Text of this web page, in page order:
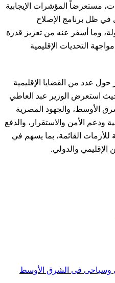
مستعرضاً المؤشرات الإيجابية
في ظل برنامج الإصلاح
وما أسفر عنه من تعزيز قدرة
التحديات الإقليمية
عدد من القضايا الإقليمية
حيث استعرض الوزير عبد العاطي
الأوسط، والجهود المصرية
ودعم الأمن والاستقرار، والدفع
للأزمات القائمة، بما يسهم في
الإقليمي والدولي.